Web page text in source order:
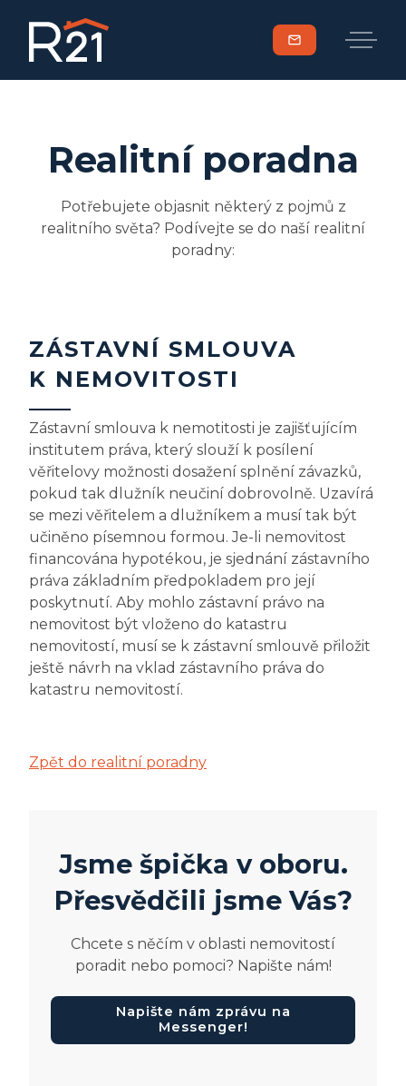
mail
Realitní poradna
Potřebujete objasnit některý z pojmů z
realitního světa? Podívejte se do naší realitní
poradny:
ZÁSTAVNÍ SMLOUVA
K NEMOVITOSTI
Zástavní smlouva k nemotitosti je zajišťujícím
institutem práva, který slouží k posílení
věřitelovy možnosti dosažení splnění závazků,
pokud tak dlužník neučiní dobrovolně. Uzavírá
se mezi věřitelem a dlužníkem a musí tak být
učiněno písemnou formou. Je-li nemovitost
financována hypotékou, je sjednání zástavního
práva základním předpokladem pro její
poskytnutí. Aby mohlo zástavní právo na
nemovitost být vloženo do katastru
nemovitostí, musí se k zástavní smlouvě přiložit
ještě návrh na vklad zástavního práva do
katastru nemovitostí.
Zpět do realitní poradny
Jsme špička v oboru.
Přesvědčili jsme Vás?
Chcete s něčím v oblasti nemovitostí
poradit nebo pomoci? Napište nám!
Napište nám zprávu na
Messenger!